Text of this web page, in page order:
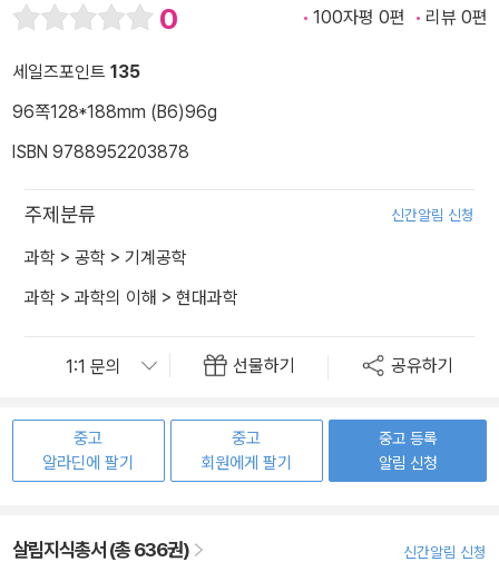
0 100자평 0편 리뷰 0편
세일즈포인트 135
96쪽128*188mm (B6)96g
ISBN 9788952203878
주제분류 신간알림 신청
과학 > 공학 > 기계공학
과학 > 과학의 이해 > 현대과학
선물하기 공유하기
중고
알라딘에 팔기
중고
회원에게 팔기
중고 등록
알림 신청
살림지식총서 (총 636권) 신간알림 신청